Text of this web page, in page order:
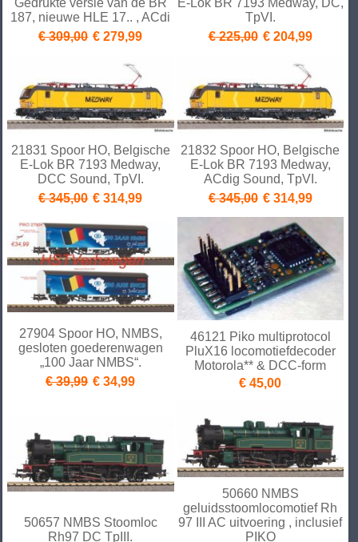
187, nieuwe HLE 17.. , ACdi
€ 309,00 € 279,99
TpVI.
€ 225,00 € 204,99
21831 Spoor HO, Belgische
E-Lok BR 7193 Medway,
DCC Sound, TpVI.
€ 345,00 € 314,99
21832 Spoor HO, Belgische
E-Lok BR 7193 Medway,
ACdig Sound, TpVI.
€ 345,00 € 314,99
27904 Spoor HO, NMBS,
gesloten goederenwagen
„100 Jaar NMBS“.
€ 39,99 € 34,99
46121 Piko multiprotocol
PluX16 locomotiefdecoder
Motorola** & DCC-form
€ 45,00
50657 NMBS Stoomloc
Rh97 DC TpIII.
50660 NMBS
geluidsstoomlocomotief Rh
97 III AC uitvoering , inclusief
PIKO